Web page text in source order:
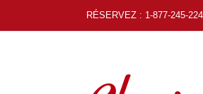
contenu
RÉSERVEZ : 1-877-245-